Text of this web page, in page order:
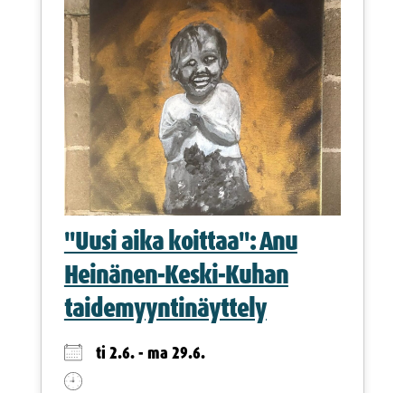
"Uusi aika koittaa": Anu
Heinänen-Keski-Kuhan
taidemyyntinäyttely
ti 2.6. - ma 29.6.